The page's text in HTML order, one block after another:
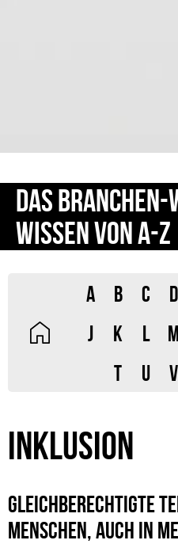
DAS
WISSEN VON A-Z
A B C D
J
K L M
T
U V
INKLUSION
GLEICHBERECHTIGTE
MENSCHEN, AUCH IN